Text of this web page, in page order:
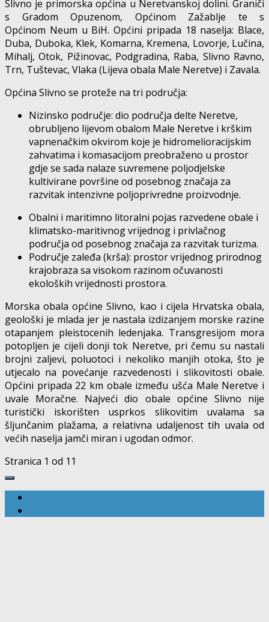
Slivno je primorska općina u Neretvanskoj dolini. Graniči
s Gradom Opuzenom, Općinom Zažablje te s
Općinom Neum u BiH. Općini pripada 18 naselja: Blace,
Duba, Duboka, Klek, Komarna, Kremena, Lovorje, Lučina,
Mihalj, Otok, Pižinovac, Podgradina, Raba, Slivno Ravno,
Trn, Tuštevac, Vlaka (Lijeva obala Male Neretve) i Zavala.
Općina Slivno se proteže na tri područja:
Nizinsko područje: dio područja delte Neretve,
obrubljeno lijevom obalom Male Neretve i krškim
vapnenačkim okvirom koje je hidromelioracijskim
zahvatima i komasacijom preobraženo u prostor
gdje se sada nalaze suvremene poljodjelske
kultivirane površine od posebnog značaja za
razvitak intenzivne poljoprivredne proizvodnje.
Obalni i maritimno litoralni pojas razvedene obale i
klimatsko-maritivnog vrijednog i privlačnog
područja od posebnog značaja za razvitak turizma.
Područje zaleđa (krša): prostor vrijednog prirodnog
krajobraza sa visokom razinom očuvanosti
ekoloških vrijednosti prostora.
Morska obala općine Slivno, kao i cijela Hrvatska obala,
geološki je mlada jer je nastala izdizanjem morske razine
otapanjem pleistocenih ledenjaka. Transgresijom mora
potopljen je cijeli donji tok Neretve, pri čemu su nastali
brojni zaljevi, poluotoci i nekoliko manjih otoka, što je
utjecalo na povećanje razvedenosti i slikovitosti obale.
Općini pripada 22 km obale između ušća Male Neretve i
uvale Moračne. Najveći dio obale općine Slivno nije
turistički iskorišten usprkos slikovitim uvalama sa
šljunčanim plažama, a relativna udaljenost tih uvala od
većih naselja jamči miran i ugodan odmor.
Stranica 1 od 1 1